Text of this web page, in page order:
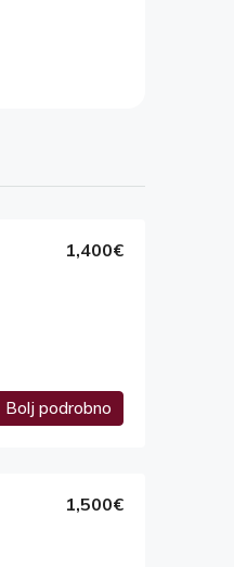
1,400€
Bolj podrobno
1,500€